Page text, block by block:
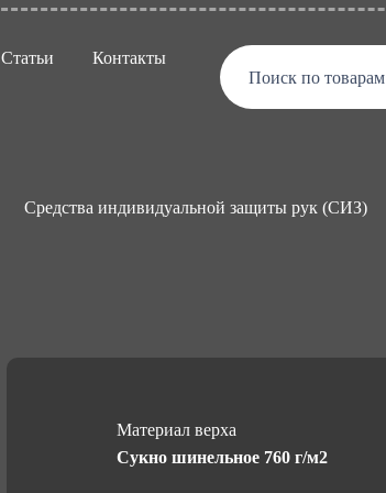
Статьи Контакты
Поиск по товарам
Средства индивидуальной защиты рук (СИЗ)
Материал верха
Сукно шинельное 760 г/м2